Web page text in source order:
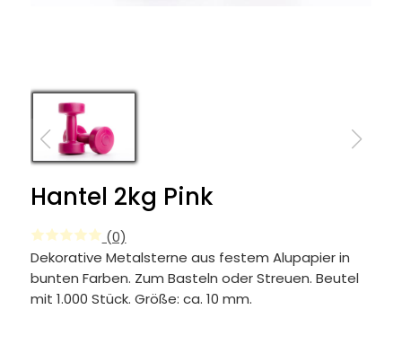
Hantel 2kg Pink
(0)
Dekorative Metalsterne aus festem Alupapier in
bunten Farben. Zum Basteln oder Streuen. Beutel
mit 1.000 Stück. Größe: ca. 10 mm.